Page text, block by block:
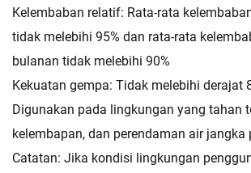
Kelembaban relatif: Rata-rata
tidak melebihi 95% dan rata-rata
bulanan tidak melebihi 90%
Kekuatan gempa: Tidak melebihi derajat
Digunakan pada lingkungan yang tahan
kelembapan, dan perendaman air jangka
Catatan: Jika kondisi lingkungan